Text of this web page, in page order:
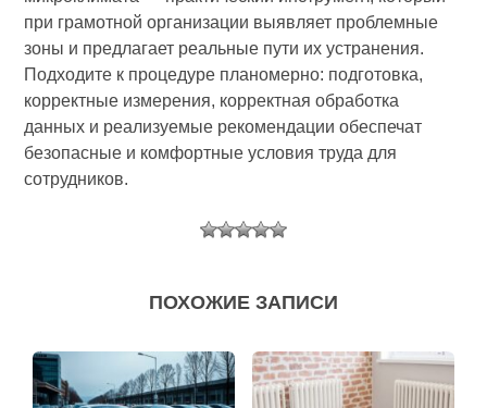
при грамотной организации выявляет проблемные
зоны и предлагает реальные пути их устранения.
Подходите к процедуре планомерно: подготовка,
корректные измерения, корректная обработка
данных и реализуемые рекомендации обеспечат
безопасные и комфортные условия труда для
сотрудников.
ПОХОЖИЕ ЗАПИСИ